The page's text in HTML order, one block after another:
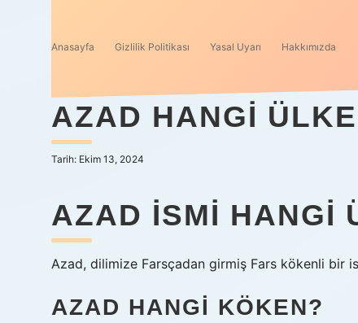
Anasayfa Gizlilik Politikası Yasal Uyarı Hakkımızda
AZAD HANGI
Tarih: Ekim 13, 2024
AZAD ISMI HANGI
Azad, dilimize Farsçadan girmiş Fars kökenli bir
AZAD HANGI KÖKEN?